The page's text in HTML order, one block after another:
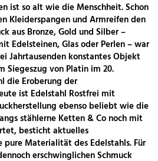
ist so alt wie die Menschheit. Schon
Kleiderspangen und Armreifen den
aus Bronze, Gold und Silber –
Edelsteinen, Glas oder Perlen – war
Jahrtausenden konstantes Objekt
Siegeszug von Platin im 20.
die Eroberung der
ist Edelstahl Rostfrei mit
ebenso beliebt wie die
stählerne Ketten & Co noch mit
besticht aktuelles
pure Materialität des Edelstahls. Für
erschwinglichen Schmuck